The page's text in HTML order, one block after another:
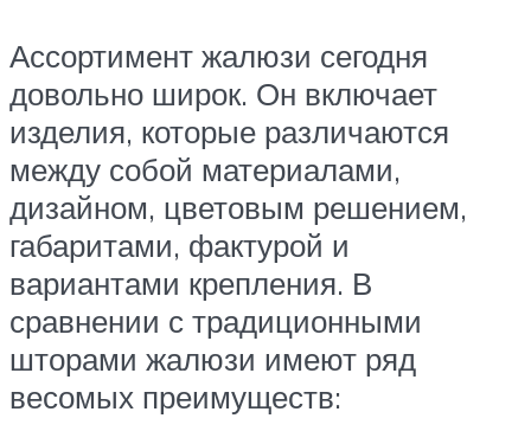
Ассортимент жалюзи сегодня
довольно широк. Он включает
изделия, которые различаются
между собой материалами,
дизайном, цветовым решением,
габаритами, фактурой и
вариантами крепления. В
сравнении с традиционными
шторами жалюзи имеют ряд
весомых преимуществ: